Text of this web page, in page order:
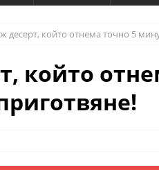
десерт, който отнема точно 5
който